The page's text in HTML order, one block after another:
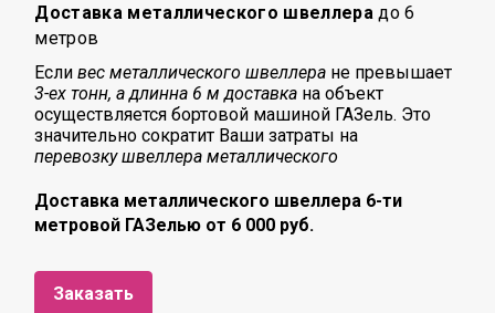
Доставка металлического швеллера до 6
метров
Есливес металлического швеллера не превышает
3-ех тонн, а длинна 6 м доставка на объект
осуществляется бортовой машиной ГАЗель. Это
значительно сократит Ваши затраты на
перевозкушвеллера металлического
Доставка металлического швеллера 6-ти
метровой ГАЗелью от 6 000 руб.
Заказать